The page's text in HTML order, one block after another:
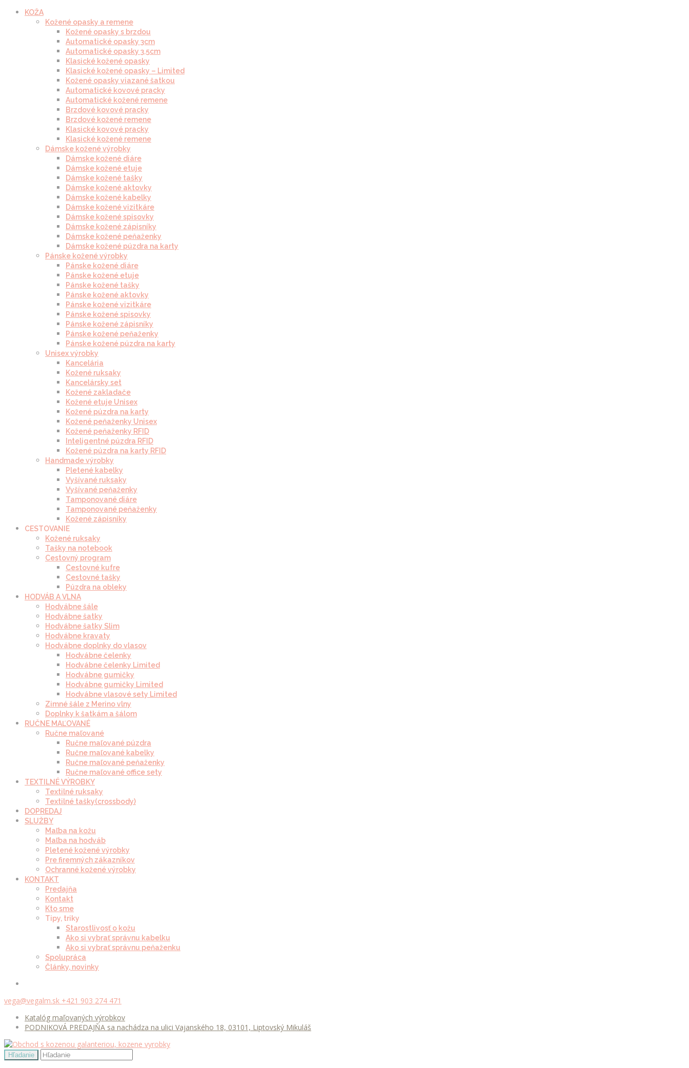
KOŽA
Kožené opasky a remene
Kožené opasky s brzdou
Automatické opasky 3cm
Automatické opasky 3.5cm
Klasické kožené opasky
Klasické kožené opasky – Limited
Kožené opasky viazané šatkou
Automatické kovové pracky
Automatické kožené remene
Brzdové kovové pracky
Brzdové kožené remene
Klasické kovové pracky
Klasické kožené remene
Dámske kožené výrobky
Dámske kožené diáre
Dámske kožené etuje
Dámske kožené tašky
Dámske kožené aktovky
Dámske kožené kabelky
Dámske kožené vizitkáre
Dámske kožené spisovky
Dámske kožené zápisníky
Dámske kožené peňaženky
Dámske kožené púzdra na karty
Pánske kožené výrobky
Pánske kožené diáre
Pánske kožené etuje
Pánske kožené tašky
Pánske kožené aktovky
Pánske kožené vizitkáre
Pánske kožené spisovky
Pánske kožené zápisníky
Pánske kožené peňaženky
Pánske kožené púzdra na karty
Unisex výrobky
Kancelária
Kožené ruksaky
Kancelársky set
Kožené zakladače
Kožené etuje Unisex
Kožené púzdra na karty
Kožené peňaženky Unisex
Kožené peňaženky RFID
Inteligentné púzdra RFID
Kožené púzdra na karty RFID
Handmade výrobky
Pletené kabelky
Vyšívané ruksaky
Vyšívané peňaženky
Tamponované diáre
Tamponované peňaženky
Kožené zápisníky
CESTOVANIE
Kožené ruksaky
Tašky na notebook
Cestovný program
Cestovné kufre
Cestovné tašky
Púzdra na obleky
HODVÁB A VLNA
Hodvábne šále
Hodvábne šatky
Hodvábne šatky Slim
Hodvábne kravaty
Hodvábne doplnky do vlasov
Hodvábne čelenky
Hodvábne čelenky Limited
Hodvábne gumičky
Hodvábne gumičky Limited
Hodvábne vlasové sety Limited
Zimné šále z Merino vlny
Doplnky k šatkám a šálom
RUČNE MAĽOVANÉ
Ručne maľované
Ručne maľované púzdra
Ručne maľované kabelky
Ručne maľované peňaženky
Ručne maľované office sety
TEXTILNÉ VÝROBKY
Textilné ruksaky
Textilné tašky(crossbody)
DOPREDAJ
SLUŽBY
Maľba na kožu
Maľba na hodváb
Pletené kožené výrobky
Pre firemných zákazníkov
Ochranné kožené výrobky
KONTAKT
Predajňa
Kontakt
Kto sme
Tipy, triky
Starostlivosť o kožu
Ako si vybrať správnu kabelku
Ako si vybrať správnu peňaženku
Spolupráca
Články, novinky
vega@vegalm.sk +421 903 274 471
Katalóg maľovaných výrobkov
PODNIKOVÁ PREDAJŇA sa nachádza na ulici Vajanského 18, 03101, Liptovský Mikuláš